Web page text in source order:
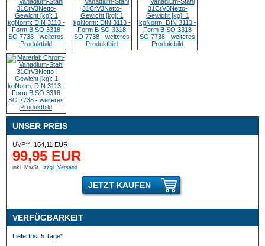
UNSER PREIS
UVP**: 154,11 EUR
99,95 EUR
inkl. MwSt. zzgl. Versand
JETZT KAUFEN
VERFÜGBARKEIT
Lieferfrist 5 Tage*